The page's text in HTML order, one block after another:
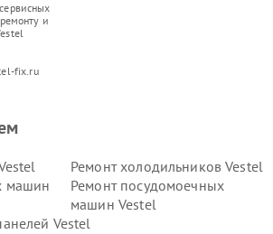
и
fix.ru
Ремонт холодильников Vestel
машин
Ремонт посудомоечных
машин Vestel
Vestel